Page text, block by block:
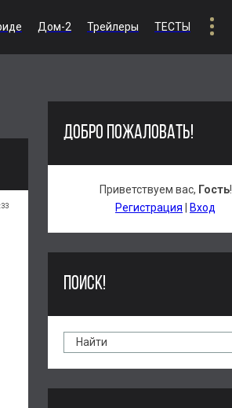
Дом-2 Трейлеры ТЕСТЫ
ДОБРО ПОЖАЛОВАТЬ!
Приветствуем вас, Гость!
Регистрация
Вход
ПОИСК!